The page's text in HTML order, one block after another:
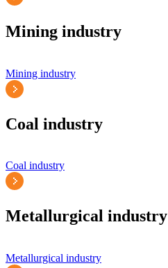
Mining industry
Mining industry
Coal industry
Coal industry
Metallurgical industry
Metallurgical industry